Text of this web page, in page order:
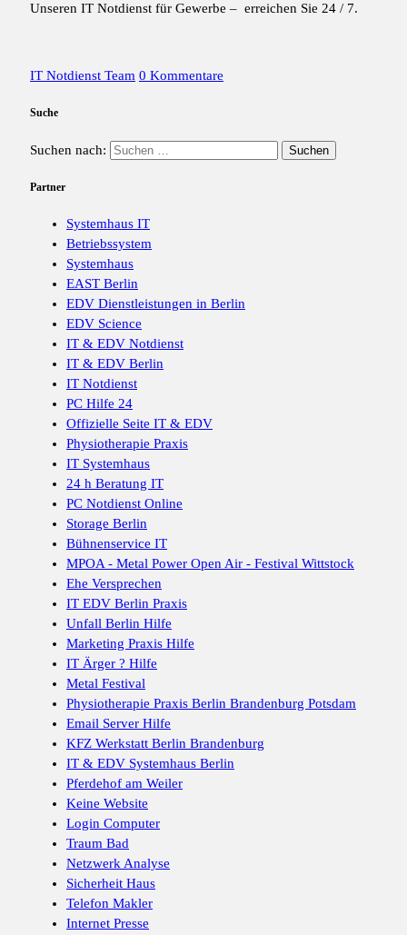
Unseren IT Notdienst für Gewerbe – erreichen Sie 24 / 7.
IT Notdienst Team 0 Kommentare
Suche
Suchen nach:
Partner
Systemhaus IT
Betriebssystem
Systemhaus
EAST Berlin
EDV Dienstleistungen in Berlin
EDV Science
IT & EDV Notdienst
IT & EDV Berlin
IT Notdienst
PC Hilfe 24
Offizielle Seite IT & EDV
Physiotherapie Praxis
IT Systemhaus
24 h Beratung IT
PC Notdienst Online
Storage Berlin
Bühnenservice IT
MPOA - Metal Power Open Air - Festival Wittstock
Ehe Versprechen
IT EDV Berlin Praxis
Unfall Berlin Hilfe
Marketing Praxis Hilfe
IT Ärger ? Hilfe
Metal Festival
Physiotherapie Praxis Berlin Brandenburg Potsdam
Email Server Hilfe
KFZ Werkstatt Berlin Brandenburg
IT & EDV Systemhaus Berlin
Pferdehof am Weiler
Keine Website
Login Computer
Traum Bad
Netzwerk Analyse
Sicherheit Haus
Telefon Makler
Internet Presse